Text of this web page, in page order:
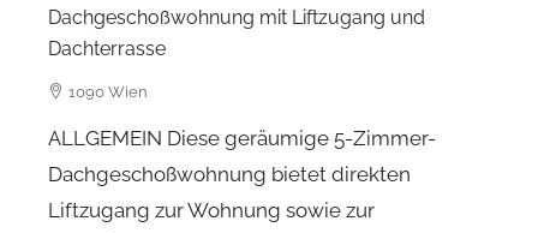
Dachgeschoßwohnung mit Liftzugang und
Dachterrasse
1090 Wien
ALLGEMEIN Diese geräumige 5-Zimmer-
Dachgeschoßwohnung bietet direkten
Liftzugang zur Wohnung sowie zur